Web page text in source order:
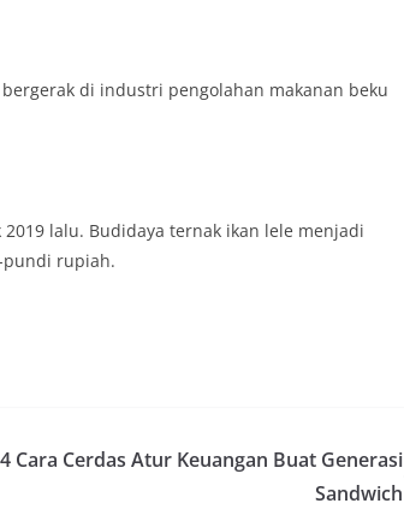
bergerak di industri pengolahan makanan beku
lalu. Budidaya ternak ikan lele menjadi
pundi rupiah.
4 Cara Cerdas Atur Keuangan Buat Generasi
Sandwich